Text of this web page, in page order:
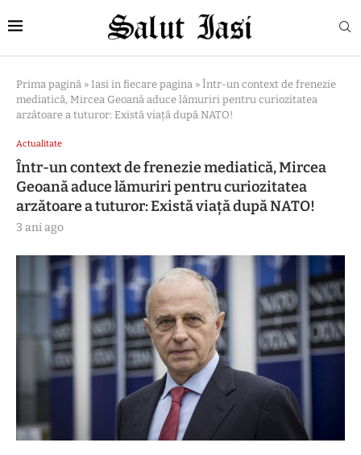
Prima pagină » Iasi in fiecare pagina » Într-un context de frenezie
mediatică, Mircea Geoană aduce lămuriri pentru curiozitatea
arzătoare a tuturor: Există viață după NATO!
Actualitate
Într-un context de frenezie mediatică, Mircea
Geoană aduce lămuriri pentru curiozitatea
arzătoare a tuturor: Există viață după NATO!
3 ani ago